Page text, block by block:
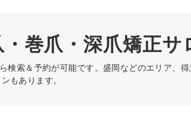
巻爪・深爪矯正サ
検索＆予約が可能です。盛岡などのエリア、
もあります。